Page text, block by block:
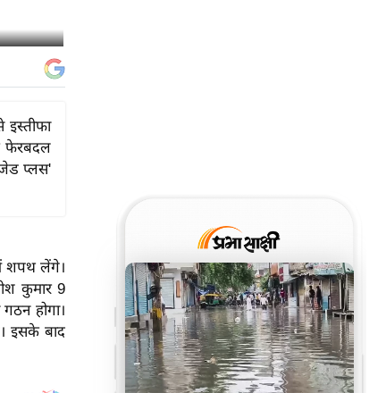
फेरबदल
प्लस'
शपथ लेंगे।
कुमार 9
होगा।
इसके बाद